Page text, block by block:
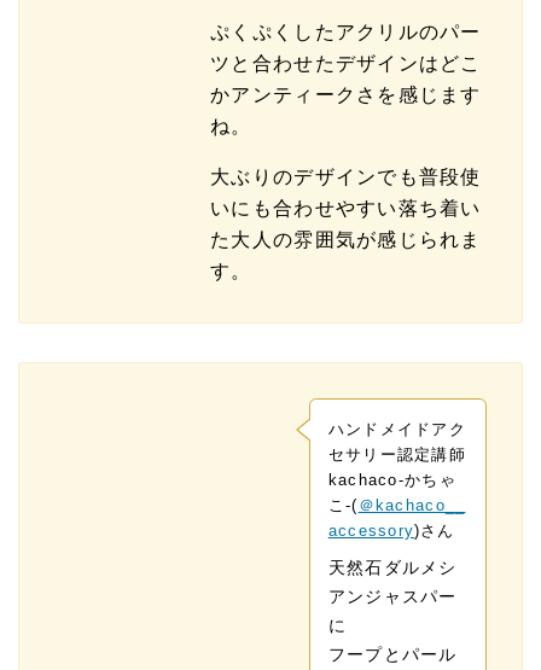
ぷくぷくしたアクリルのパー
ツと合わせたデザインはどこ
かアンティークさを感じます
ね。
大ぶりのデザインでも普段使
いにも合わせやすい落ち着い
た大人の雰囲気が感じられま
す。
ハンドメイドアク
セサリー認定講師
kachaco-かちゃ
こ-( ＠kachaco__
accessory)さん
天然石ダルメシ
アンジャスパー
に
フープとパール